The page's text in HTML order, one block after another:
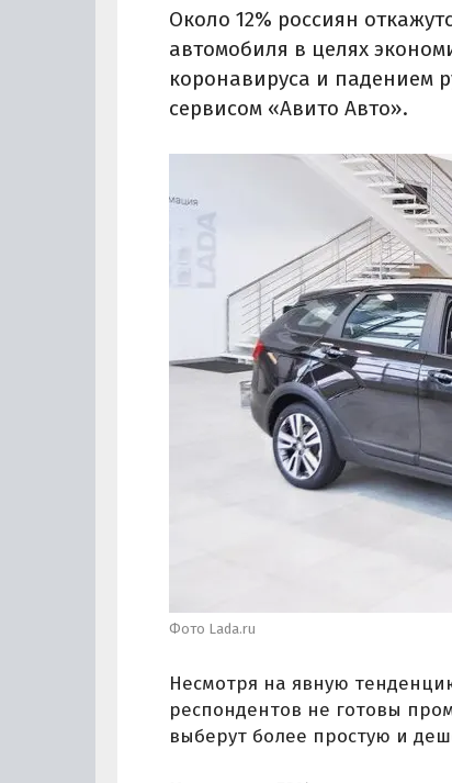
Около 12% россиян
автомобиля в целях
коронавируса и падением
сервисом «Авито Авто».
Фото Lada.ru
Несмотря на явную
респондентов не готовы
выберут более простую и